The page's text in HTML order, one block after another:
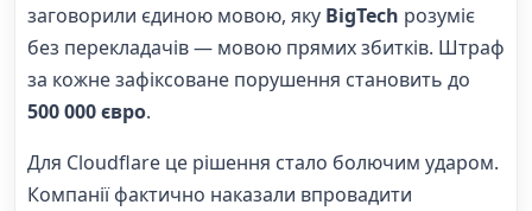
заговорили єдиною мовою, яку BigTech розуміє
без перекладачів — мовою прямих збитків. Штраф
за кожне зафіксоване порушення становить до
500 000 євро.
Для Cloudflare це рішення стало болючим ударом.
Компанії фактично наказали впровадити